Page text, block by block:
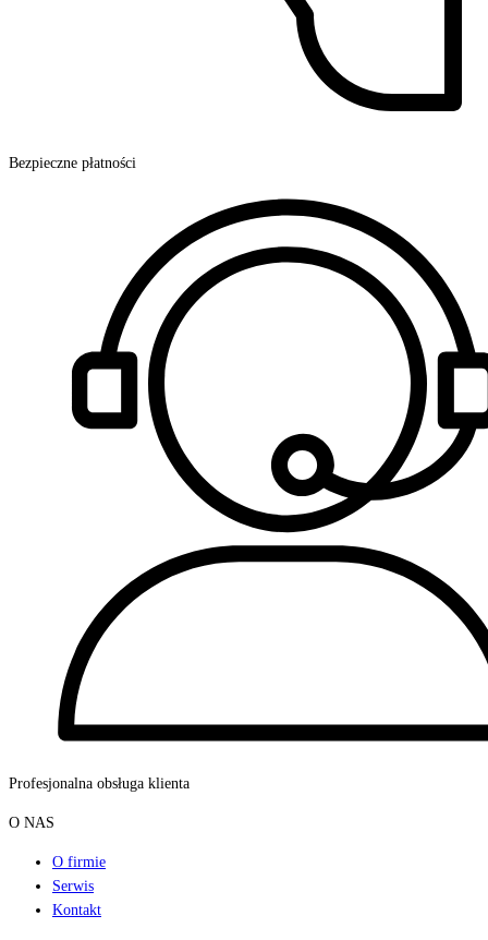
Bezpieczne płatności
Profesjonalna obsługa klienta
O NAS
O firmie
Serwis
Kontakt